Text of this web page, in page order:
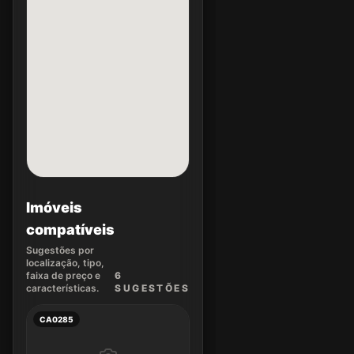
Imóveis
compatíveis
Sugestões por
localização, tipo,
faixa de preço e
características.
6
SUGEST ÕES
CA0285